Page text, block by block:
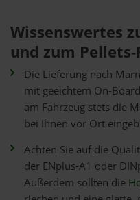
Wissenswertes
und zum Pellets-
Die Lieferung nach
mit geeichtem On-
am Fahrzeug stets die
bei Ihnen vor Ort
Achten Sie auf die
der ENplus-A1 oder
Außerdem sollten die